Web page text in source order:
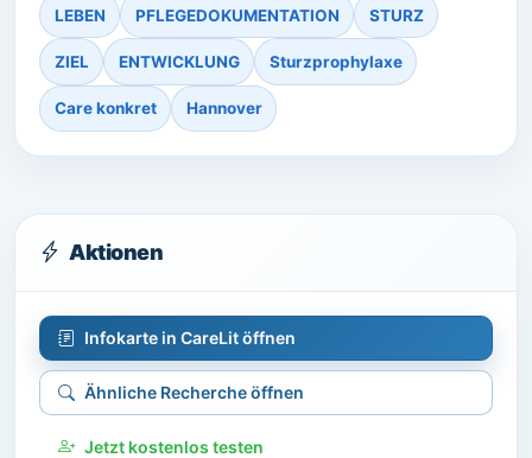
LEBEN PFLEGEDOKUMENTATION STURZ
ZIEL ENTWICKLUNG Sturzprophylaxe
Care konkret Hannover
Aktionen
Infokarte in CareLit öffnen
Ähnliche Recherche öffnen
Jetzt kostenlos testen